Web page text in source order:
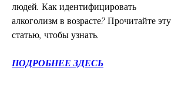
людей. Как идентифицировать
алкоголизм в возрасте? Прочитайте эту
статью, чтобы узнать.
ПОДРОБНЕЕ ЗДЕСЬ